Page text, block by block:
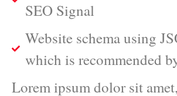
SEO Signal
Website schema using
which is recommended
Lorem ipsum dolor sit